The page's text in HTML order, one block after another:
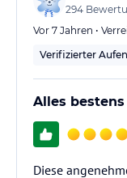
294
Vor 7 Jahren •
Verifizierter
Alles bestens
Diese